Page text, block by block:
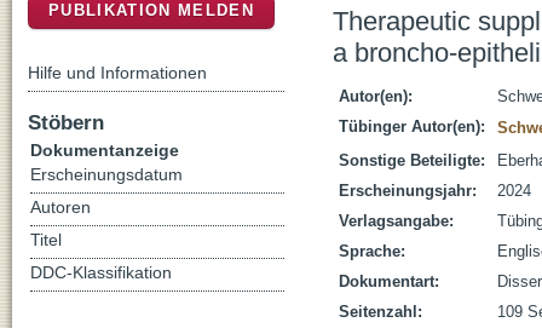
Therapeutic
a broncho-
Autor(en):
Tübinger Autor(en):
Sonstige Beteiligte:
Erscheinungsjahr:
2024
Verlagsangabe:
Sprache:
Dokumentart:
Seitenzahl:
109
PUBLIKATION MELDEN
Hilfe und Informationen
Stöbern
Dokumentanzeige
Erscheinungsdatum
Autoren
Titel
DDC-Klassifikation